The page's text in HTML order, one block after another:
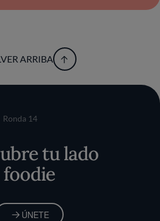
ARRIBA
Ronda 14
tu lado
foodie
ÚNETE